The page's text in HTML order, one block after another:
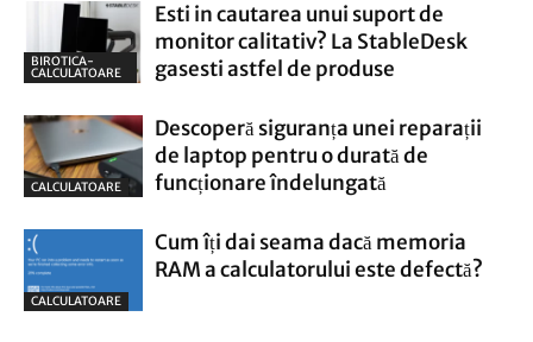
BIROTICA-
CALCULATOARE
Esti in cautarea unui suport de
monitor calitativ? La StableDesk
gasesti astfel de produse
CALCULATOARE
Descoperă siguranța unei reparații
de laptop pentru o durată de
funcționare îndelungată
CALCULATOARE
Cum îți dai seama dacă memoria
RAM a calculatorului este defectă?